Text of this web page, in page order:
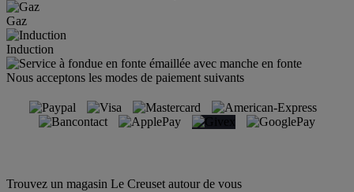
Gaz
Induction
Nous acceptons les modes de paiement suivants
Trouvez un magasin Le Creuset autour de vous